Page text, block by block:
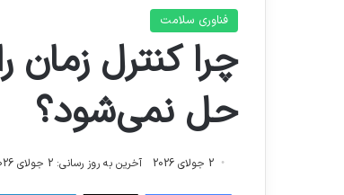
فناوری سلامت
چرا کنترل
حل نمی‌شود؟
2 جولای 2026 آخرین به روز رسانی: 2 جولای 2026